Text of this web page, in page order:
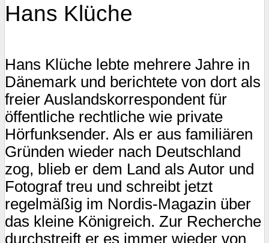
Hans Klüche
Hans Klüche lebte mehrere Jahre in
Dänemark und berichtete von dort als
freier Auslandskorrespondent für
öffentliche rechtliche wie private
Hörfunksender. Als er aus familiären
Gründen wieder nach Deutschland
zog, blieb er dem Land als Autor und
Fotograf treu und schreibt jetzt
regelmäßig im Nordis-Magazin über
das kleine Königreich. Zur Recherche
durchstreift er es immer wieder von